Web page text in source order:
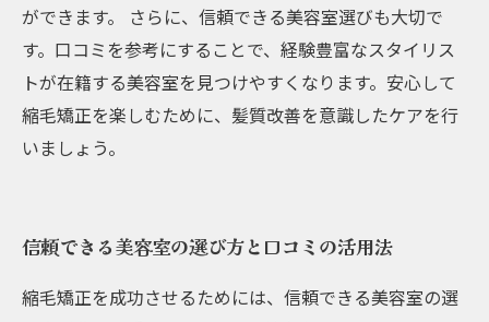
ができます。 さらに、信頼できる美容室選びも大切で
す。口コミを参考にすることで、経験豊富なスタイリス
トが在籍する美容室を見つけやすくなります。安心して
縮毛矯正を楽しむために、髪質改善を意識したケアを行
いましょう。
信頼できる美容室の選び方と口コミの活用法
縮毛矯正を成功させるためには、信頼できる美容室の選